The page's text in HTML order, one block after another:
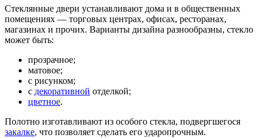
Стеклянные двери устанавливают дома и в общественных
помещениях — торговых центрах, офисах, ресторанах,
магазинах и прочих. Варианты дизайна разнообразны, стекло
может быть:
прозрачное;
матовое;
с рисунком;
с декоративной отделкой;
цветное.
Полотно изготавливают из особого стекла, подвергшегося
закалке, что позволяет сделать его ударопрочным.